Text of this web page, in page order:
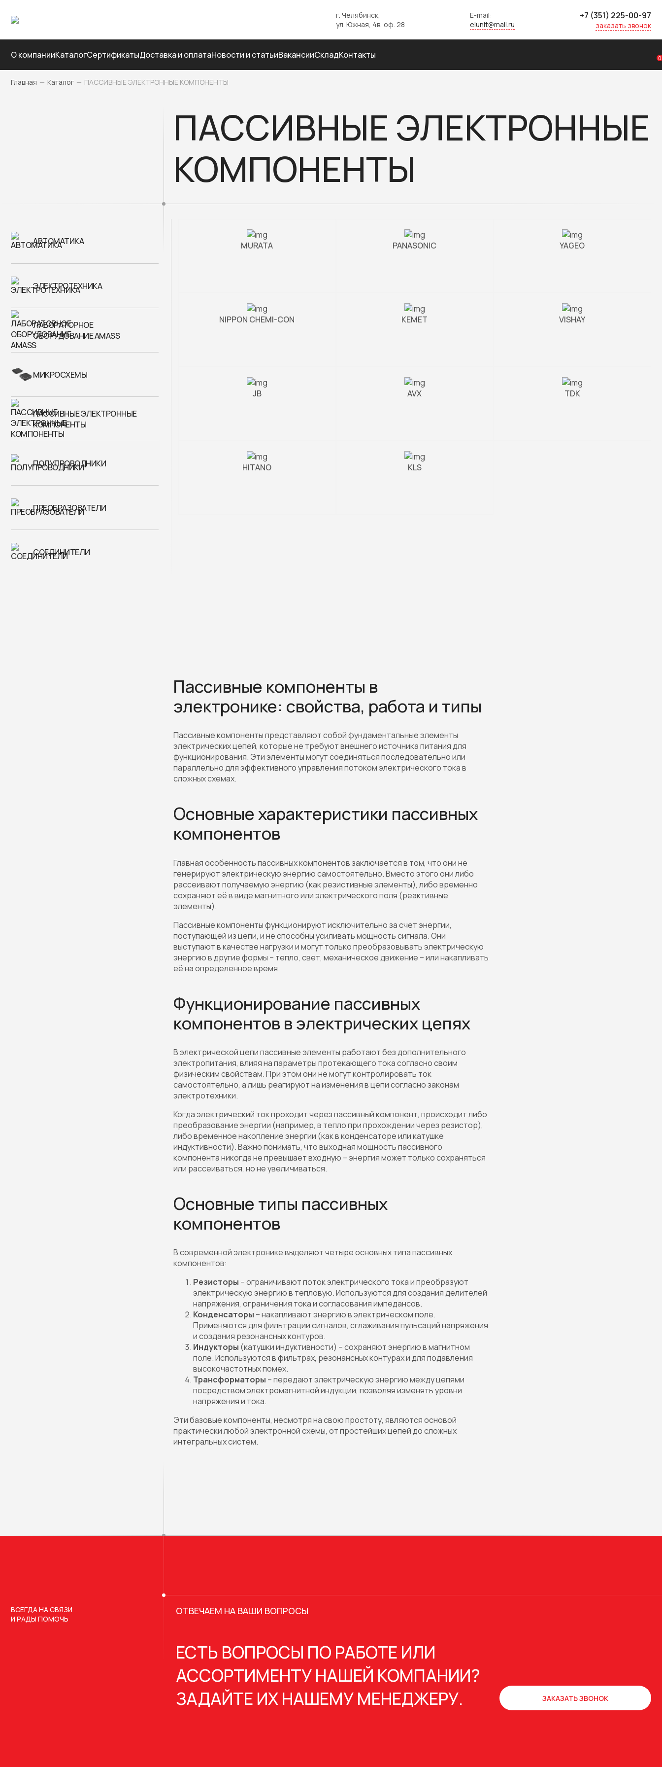
г. Челябинск,
ул. Южная, 4в, оф. 28
E-mail:
elunit@mail.ru
+7 (351) 225-00-97
заказать звонок
О компанииКаталогСертификатыДоставка и оплатаНовости и статьиВакансииСкладКонтакты 0
Главная — Каталог — ПАССИВНЫЕ ЭЛЕКТРОННЫЕ КОМПОНЕНТЫ
ПАССИВНЫЕ ЭЛЕКТРОННЫЕ
КОМПОНЕНТЫ
АВТОМАТИКА
ЭЛЕКТРОТЕХНИКА
ЛАБОРАТОРНОЕ
ОБОРУДОВАНИЕ AMASS
МИКРОСХЕМЫ
ПАССИВНЫЕ ЭЛЕКТРОННЫЕ
КОМПОНЕНТЫ
ПОЛУПРОВОДНИКИ
ПРЕОБРАЗОВАТЕЛИ
СОЕДИНИТЕЛИ
MURATA PANASONIC YAGEO
NIPPON CHEMI-CON KEMET VISHAY
JB AVX TDK
HITANO KLS
Пассивные компоненты в
электронике: свойства, работа и типы
Пассивные компоненты представляют собой фундаментальные элементы
электрических цепей, которые не требуют внешнего источника питания для
функционирования. Эти элементы могут соединяться последовательно или
параллельно для эффективного управления потоком электрического тока в
сложных схемах.
Основные характеристики пассивных
компонентов
Главная особенность пассивных компонентов заключается в том, что они не
генерируют электрическую энергию самостоятельно. Вместо этого они либо
рассеивают получаемую энергию (как резистивные элементы), либо временно
сохраняют её в виде магнитного или электрического поля (реактивные
элементы).
Пассивные компоненты функционируют исключительно за счет энергии,
поступающей из цепи, и не способны усиливать мощность сигнала. Они
выступают в качестве нагрузки и могут только преобразовывать электрическую
энергию в другие формы – тепло, свет, механическое движение – или накапливать
её на определенное время.
Функционирование пассивных
компонентов в электрических цепях
В электрической цепи пассивные элементы работают без дополнительного
электропитания, влияя на параметры протекающего тока согласно своим
физическим свойствам. При этом они не могут контролировать ток
самостоятельно, а лишь реагируют на изменения в цепи согласно законам
электротехники.
Когда электрический ток проходит через пассивный компонент, происходит либо
преобразование энергии (например, в тепло при прохождении через резистор),
либо временное накопление энергии (как в конденсаторе или катушке
индуктивности). Важно понимать, что выходная мощность пассивного
компонента никогда не превышает входную – энергия может только сохраняться
или рассеиваться, но не увеличиваться.
Основные типы пассивных
компонентов
В современной электронике выделяют четыре основных типа пассивных
компонентов:
Резисторы – ограничивают поток электрического тока и преобразуют
электрическую энергию в тепловую. Используются для создания делителей
напряжения, ограничения тока и согласования импедансов.
Конденсаторы – накапливают энергию в электрическом поле.
Применяются для фильтрации сигналов, сглаживания пульсаций напряжения
и создания резонансных контуров.
Индукторы (катушки индуктивности) – сохраняют энергию в магнитном
поле. Используются в фильтрах, резонансных контурах и для подавления
высокочастотных помех.
Трансформаторы – передают электрическую энергию между цепями
посредством электромагнитной индукции, позволяя изменять уровни
напряжения и тока.
Эти базовые компоненты, несмотря на свою простоту, являются основой
практически любой электронной схемы, от простейших цепей до сложных
интегральных систем.
ВСЕГДА НА СВЯЗИ
И РАДЫ ПОМОЧЬ
ОТВЕЧАЕМ НА ВАШИ ВОПРОСЫ
ЕСТЬ ВОПРОСЫ ПО РАБОТЕ ИЛИ
АССОРТИМЕНТУ НАШЕЙ КОМПАНИИ?
ЗАДАЙТЕ ИХ НАШЕМУ МЕНЕДЖЕРУ.
ЗАКАЗАТЬ ЗВОНОК